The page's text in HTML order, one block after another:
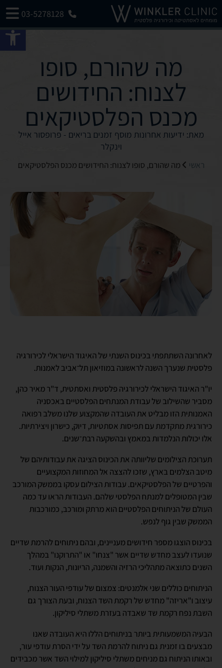
03-5278128
מה שהורם, סופו
לצנוח: החידושים
מכנס הפלסטיקאים
מאת: ידיעות אחרונות מוסף זמנים בריאים - פרופסור אייל
וינקלר
ראשי מה שהורם, סופו לצנוח: החידושים מכנס הפלסטיקאים
לאחרונה השתתפתי בכינוס השנתי של האיגוד הישראלי לכירורגיה
פלסטית שנערך השנה לראשונה במוזיאון תל־אביב לאמנות.
יו"ר האיגוד הישראלי לכירורגיה פלסטית ואסתטית, ד"ר מאיר כהן,
מסביר שהשילוב של עבודת המנתחים הפלסטיים באכסניה
האמנותית הזו מבליט את העובדה שהמקצוע שלנו משלב רפואה
כירורגית מתקדמת עם תפיסות אסתטיות, דיוק, כישרון ויצירתיות.
אלו יכולות הנלמדות במאמץ ובהשקעה רבת־שנים.
תערוכת הצילומים שליוותה את הכינוס הציגה את עבודותיהם של
מיטב הצלמים בארץ, שזכו להצצה אל המחוזות המקצועיים
והפרטיים של הפלסטיקאים. עבודות הצילום עסקו בממשק המורכב
שבין המטופלים למנתח הפלסטי שלהם. העבודות הראו עד כמה
העולם של הניתוחים הפלסטיים הוא מרתק ומורכב, כמורכבות
הממשק שבין גוף לנפש.
בכינוס הוצגו מספר חידושים מעניינים, ובהם ניתוחים להרמת שדיים
שנועדו לעצב מחדש שדיים אשר "צנחו" או "התרוקנו" במהלך
השנים כתוצאה מתהליכי הרזיה והשמנה, הריונות, הנקות ועוד.
הניתוחים כוללים שני אלמנטים: צמצום של עודפי העור הצנוח,
עיצוב ו"אריזה" מחדש של רקמת השד הצנוח, ובעת הצורך גם
השבת נפח רקמת שד שאבדה בעזרת משתלי סיליקון.
הבעיה המשמעותית ביותר בניתוחים הללו היא העובדה שאנו
מבצעים בו זמנית גם ניתוח להרמת השד על ידי הסרת עודפי עור,
ובאותו הניתוח גם מניחים משתלי סיליקון למילוי השד אשר מכבידים